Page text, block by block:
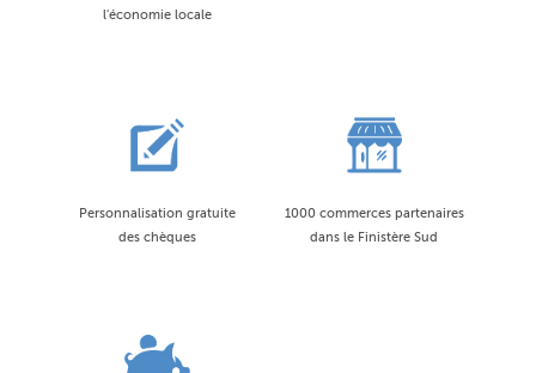
l'économie locale
Personnalisation gratuite
des chèques
1000 commerces partenaires
dans le Finistère Sud